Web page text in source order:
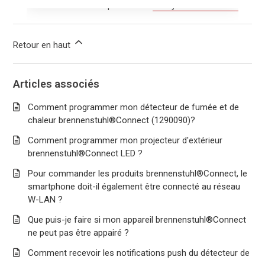
Retour en haut
Articles associés
Comment programmer mon détecteur de fumée et de
chaleur brennenstuhl®Connect (1290090)?
Comment programmer mon projecteur d'extérieur
brennenstuhl®Connect LED ?
Pour commander les produits brennenstuhl®Connect, le
smartphone doit-il également être connecté au réseau
W-LAN ?
Que puis-je faire si mon appareil brennenstuhl®Connect
ne peut pas être appairé ?
Comment recevoir les notifications push du détecteur de